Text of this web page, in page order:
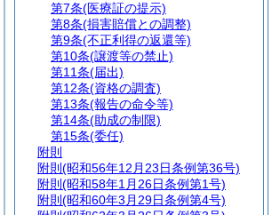
第7条(医療証の提示)
第8条(損害賠償との調整)
第9条(不正利得の返還等)
第10条(譲渡等の禁止)
第11条(届出)
第12条(資格の調査)
第13条(報告の命令等)
第14条(助成の制限)
第15条(委任)
附則
附則 (昭和56年12月23日条例第36号)
附則 (昭和58年1月26日条例第1号)
附則 (昭和60年3月29日条例第4号)